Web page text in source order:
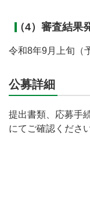
（4）審査結果
令和8年9月上旬（
公募詳細
提出書類、応募手
にてご確認ください